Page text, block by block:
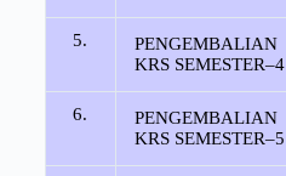
5.
PENGEMBALIAN
KRS SEMESTER–4
6.
PENGEMBALIAN
KRS SEMESTER–5